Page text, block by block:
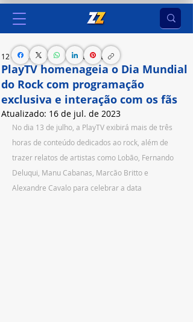
PlayTV homenageia o Dia Mundial
do Rock com programação
exclusiva e interação com os fãs
12 de jul. de 2023 1 min de leitura
Atualizado: 16 de jul. de 2023
No dia 13 de julho, a PlayTV exibirá mais de três
horas de conteúdo dedicados ao rock, além de
trazer relatos de artistas como Lobão, Fernando
Deluqui, Manu Cabanas, Marcão Britto e
Alexandre Cavalo para celebrar a data